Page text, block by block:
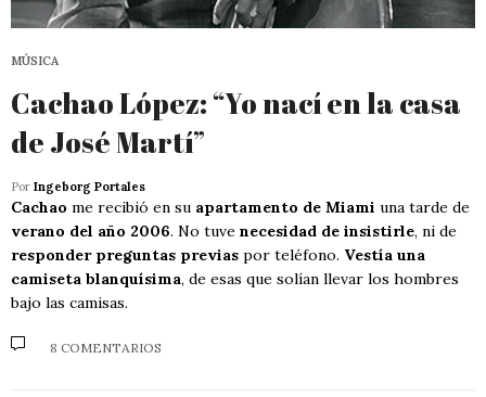
MÚSICA
Cachao López: “Yo nací en la casa
de José Martí”
Por Ingeborg Portales
Cachao me recibió en su apartamento de Miami una tarde de
verano del año 2006. No tuve necesidad de insistirle, ni de
responder preguntas previas por teléfono. Vestía una
camiseta blanquísima, de esas que solían llevar los hombres
bajo las camisas.
8 COMENTARIOS